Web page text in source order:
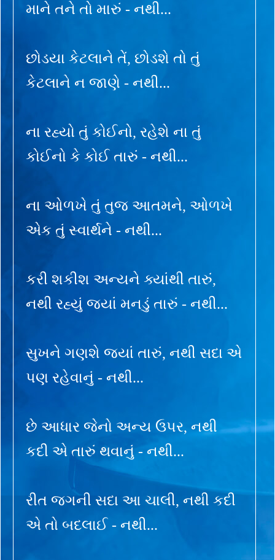
માને તને તો મારું - નથી...
છોડયા કેટલાને તેં, છોડશે તો તું
કેટલાને ન જાણે - નથી...
ના રહ્યો તું કોઈનો, રહેશે ના તું
કોઈનો કે કોઈ તારું - નથી...
ના ઓળખે તું તુજ આતમને, ઓળખે
એક તું સ્વાર્થને - નથી...
કરી શકીશ અન્યને ક્યાંથી તારું,
નથી રહ્યું જ્યાં મનડું તારું - નથી...
સુખને ગણશે જ્યાં તારું, નથી સદા એ
પણ રહેવાનું - નથી...
છે આધાર જેનો અન્ય ઉપર, નથી
કદી એ તારું થવાનું - નથી...
રીત જગની સદા આ ચાલી, નથી કદી
એ તો બદલાઈ - નથી...